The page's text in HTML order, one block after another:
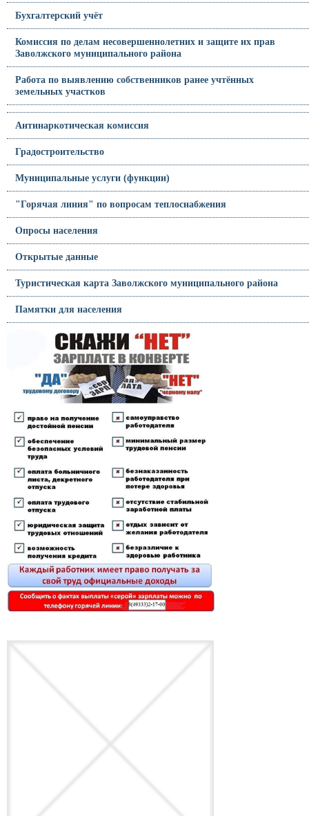
Бухгалтерский учёт
Комиссия по делам несовершеннолетних и защите их прав
Заволжского муниципального района
Работа по выявлению собственников ранее учтённых
земельных участков
Антинаркотическая комиссия
Градостроительство
Муниципальные услуги (функции)
"Горячая линия" по вопросам теплоснабжения
Опросы населения
Открытые данные
Туристическая карта Заволжского муниципального района
Памятки для населения